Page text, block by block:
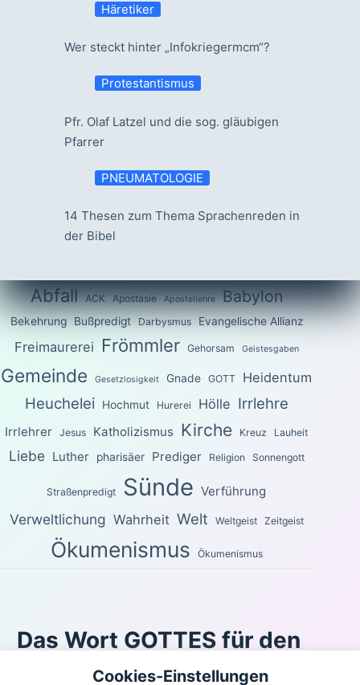
Häretiker
Wer steckt hinter „Infokriegermcm“?
Protestantismus
Pfr. Olaf Latzel und die sog. gläubigen
Pfarrer
PNEUMATOLOGIE
14 Thesen zum Thema Sprachenreden in
der Bibel
Abfall ACK Apostasie Apostellehre Babylon
Bekehrung Bußpredigt Darbysmus Evangelische Allianz
Freimaurerei Frömmler Gehorsam Geistesgaben
Gemeinde Gesetzlosigkeit Gnade GOTT Heidentum
Heuchelei Hochmut Hurerei Hölle Irrlehre
Irrlehrer Jesus Katholizismus Kirche Kreuz Lauheit
Liebe Luther pharisäer Prediger Religion Sonnengott
Straßenpredigt Sünde Verführung
Verweltlichung Wahrheit Welt Weltgeist Zeitgeist
Ökumenismus Ökumenismus
Das Wort GOTTES für den
heutigen Tag
Cookies-Einstellungen